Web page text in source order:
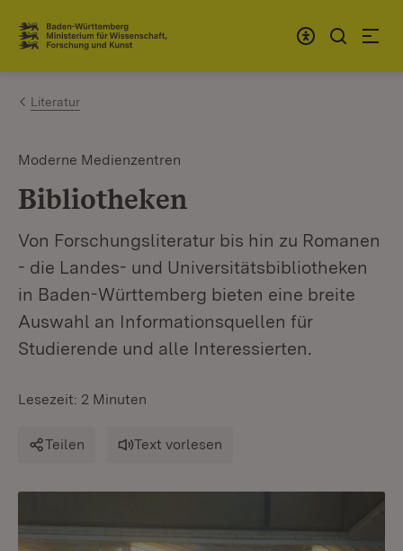
Zum Inhalt springen
Link zur Startseite
Literatur
Moderne Medienzentren
Bibliotheken
Von Forschungsliteratur bis hin zu Romanen
- die Landes- und Universitätsbibliotheken
in Baden-Württemberg bieten eine breite
Auswahl an Informationsquellen für
Studierende und alle Interessierten.
Lesezeit: 2 Minuten
Teilen Text vorlesen